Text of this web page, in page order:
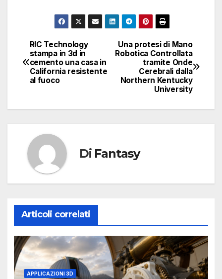
Navigazione
articoli
Una protesi di Mano
Robotica Controllata
tramite Onde
Cerebrali dalla
Northern Kentucky
University
RIC Technology
stampa in 3d in
cemento una casa in
California resistente
al fuoco
Di Fantasy
Articoli correlati
APPLICAZIONI 3D